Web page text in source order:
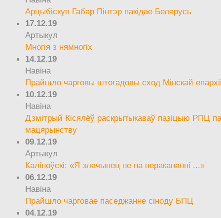
Арцыбіскуп Габар Пінтэр пакідае Беларусь
17.12.19
Артыкул
Многія з нямногіх
14.12.19
Навіна
Прайшло чарговы штогадовы сход Мінскай
10.12.19
Навіна
Дзмітрый Кісялёў раскрытыкаваў пазіцыю РПЦ
мацярынству
09.12.19
Артыкул
Каліноўскі: «Я злачынец не па перакананні ...»
06.12.19
Навіна
Прайшло чарговае паседжанне сіноду БПЦ
04.12.19